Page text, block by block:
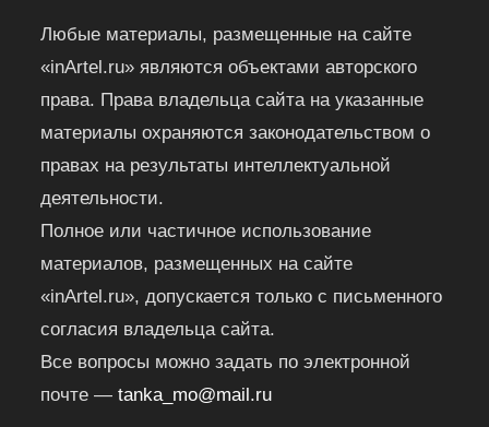
Любые материалы, размещенные на сайте
«inArtel.ru» являются объектами авторского
права. Права владельца сайта на указанные
материалы охраняются законодательством о
правах на результаты интеллектуальной
деятельности.
Полное или частичное использование
материалов, размещенных на сайте
«inArtel.ru», допускается только с письменного
согласия владельца сайта.
Все вопросы можно задать по электронной
почте —tanka_mo@mail.ru